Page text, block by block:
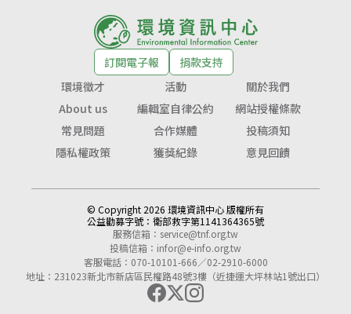
訂閱電子報
捐款支持
環境徵才
活動
關於我們
About us
編輯室自律公約
網站授權條款
常見問題
合作媒體
投稿須知
隱私權政策
獲獎紀錄 意見回饋
© Copyright 2026 環境資訊中心 版權所有
公益勸募字號： 衛部救字第1141364365號
服務信箱： service@tnf.org.tw
投稿信箱： infor@e-info.org.tw
客服電話：070-10101-666／02-2910-6000
地址：231023新北市新店區民權路48號3樓（近捷運大坪林站1號出口）